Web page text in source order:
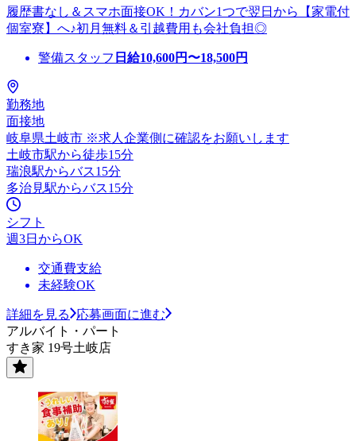
履歴書なし＆スマホ面接OK！カバン1つで翌日から【家電付
個室寮】へ♪初月無料＆引越費用も会社負担◎
警備スタッフ 日給10,600円〜18,500円
勤務地
面接地
岐阜県土岐市 ※求人企業側に確認をお願いします
土岐市駅から徒歩15分
瑞浪駅からバス15分
多治見駅からバス15分
シフト
週3日からOK
交通費支給
未経験OK
詳細を見る
応募画面に進む
アルバイト・パート
すき家 19号土岐店